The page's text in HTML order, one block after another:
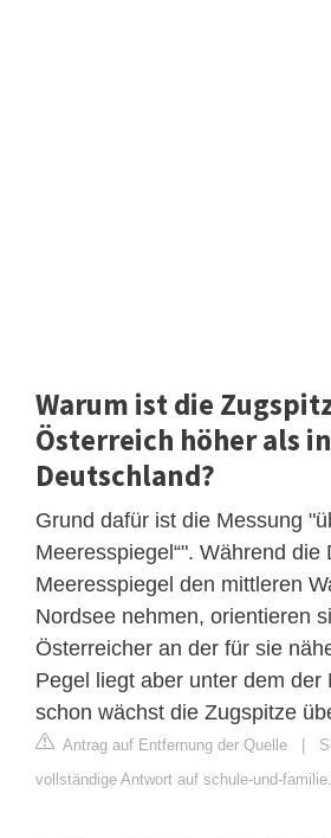
Warum ist die
Österreich höher als in
Deutschland?
Grund dafür ist die Messung
Meeresspiegel“". Während die
Meeresspiegel den mittleren
Nordsee nehmen, orientieren
Österreicher an der für sie
Pegel liegt aber unter dem der
schon wächst die Zugspitze
Antrag auf Entfernung der Quelle |
vollständige Antwort auf schule-und-